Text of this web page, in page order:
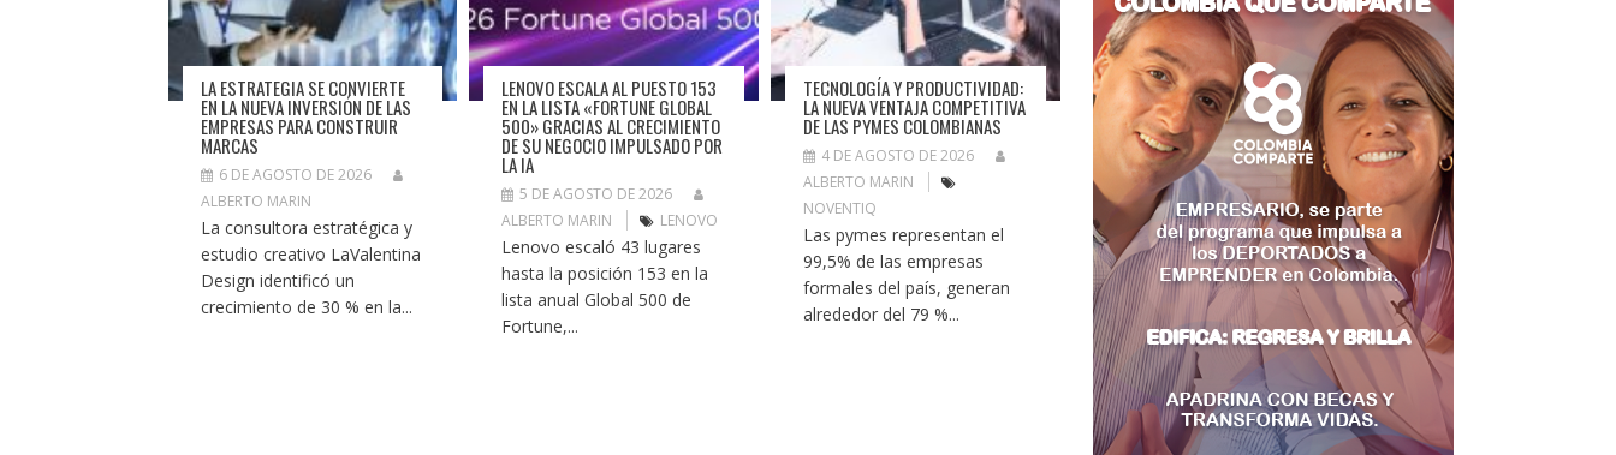
LA ESTRATEGIA SE CONVIERTE
EN LA NUEVA INVERSIÓN DE LAS
EMPRESAS PARA CONSTRUIR
MARCAS
6 DE AGOSTO DE 2026
ALBERTO MARIN
La consultora estratégica y
estudio creativo LaValentina
Design identificó un
crecimiento de 30 % en la...
LENOVO ESCALA AL PUESTO 153
EN LA LISTA «FORTUNE GLOBAL
500» GRACIAS AL CRECIMIENTO
DE SU NEGOCIO IMPULSADO POR
LA IA
5 DE AGOSTO DE 2026
ALBERTO MARIN
LENOVO
Lenovo escaló 43 lugares
hasta la posición 153 en la
lista anual Global 500 de
Fortune,...
TECNOLOGÍA Y PRODUCTIVIDAD:
LA NUEVA VENTAJA COMPETITIVA
DE LAS PYMES COLOMBIANAS
4 DE AGOSTO DE 2026
ALBERTO MARIN
NOVENTIQ
Las pymes representan el
99,5% de las empresas
formales del país, generan
alrededor del 79 %...